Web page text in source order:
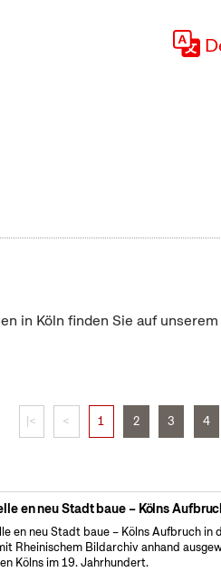
in Köln finden Sie auf unserem
|< < 1 2 3 4
en neu Stadt baue – Kölns
en neu Stadt baue – Kölns Aufbruch in
Rheinischem Bildarchiv anhand
Kölns im 19. Jahrhundert.